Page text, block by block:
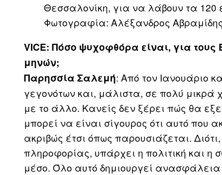
Θεσσαλονίκη, για να λάβουν τα 120
Φωτογραφία: Αλέξανδρος
VICE: Πόσο ψυχοφθόρα είναι, για
μηνών;
Παρησσία Σαλεμή: Από τον Ιανουάριο
γεγονότων και, μάλιστα, σε πολύ μικρά
με το άλλο. Κανείς δεν ξέρει πώς θα
μπορεί να είναι σίγουρος ότι αυτό που
ακριβώς έτσι όπως παρουσιάζεται.
πληροφορίας, υπάρχει η πολιτική και η
μέσο. Όλο αυτό δημιουργεί